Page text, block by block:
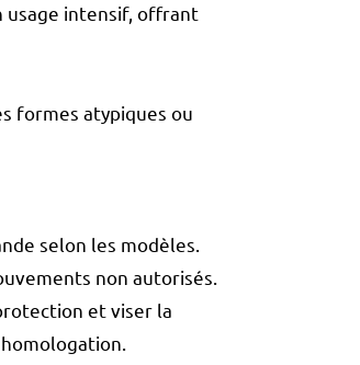
usage intensif, offrant
formes atypiques ou
selon les modèles.
non autorisés.
et viser la